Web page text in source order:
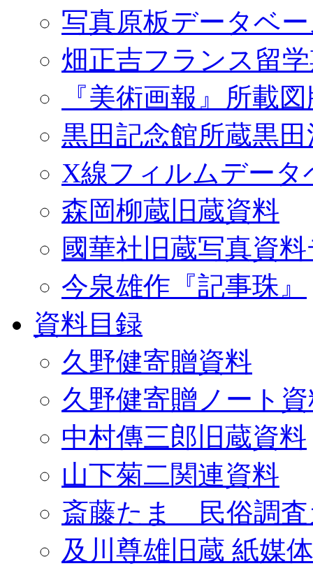
写真原板データベ
畑正吉フランス留
『美術画報』所載
黒田記念館所蔵黒
X線フィルムデータ
森岡柳蔵旧蔵資料
國華社旧蔵写真資
今泉雄作『記事珠』
資料目録
久野健寄贈資料
久野健寄贈ノート
中村傳三郎旧蔵資料
山下菊二関連資料
斎藤たま 民俗調査
及川尊雄旧蔵 紙媒